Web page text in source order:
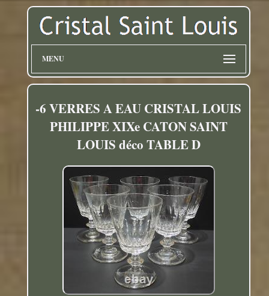
MENU
-6 VERRES A EAU CRISTAL LOUIS
PHILIPPE XIXe CATON SAINT
LOUIS déco TABLE D